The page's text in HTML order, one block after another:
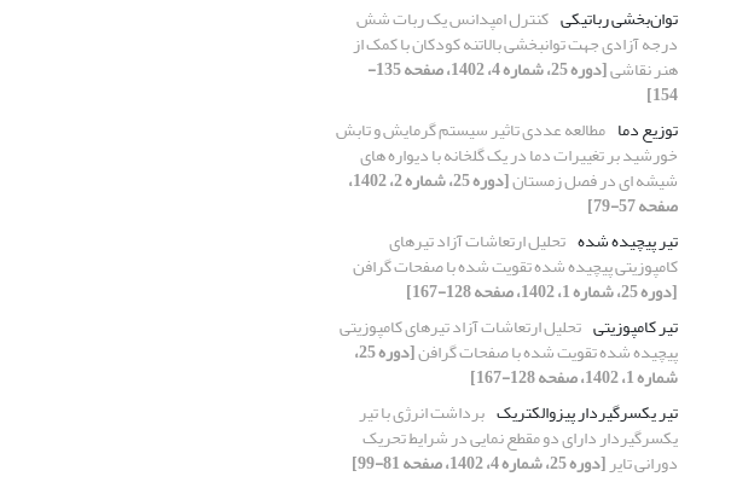
توان‌بخشی رباتیکی کنترل امپدانس یک ربات شش
‌درجه آزادی جهت توانبخشی بالاتنه کودکان با کمک از
هنر نقاشی [دوره 25، شماره 4، 1402، صفحه 135-
154]
توزیع دما مطالعه عددی تاثیر سیستم گرمایش و تابش
خورشید بر تغییرات دما در یک گلخانه با دیواره های
شیشه ای در فصل زمستان [دوره 25، شماره 2، 1402،
صفحه 57-79]
تیر پیچیده شده تحلیل ارتعاشات آزاد تیرهای
کامپوزیتی پیچیده شده تقویت شده با صفحات گرافن
[دوره 25، شماره 1، 1402، صفحه 128-167]
تیر کامپوزیتی تحلیل ارتعاشات آزاد تیرهای کامپوزیتی
پیچیده شده تقویت شده با صفحات گرافن [دوره 25،
شماره 1، 1402، صفحه 128-167]
تیر یکسرگیردار پیزوالکتریک برداشت انرژی با تیر
یکسرگیردار دارای دو مقطع نمایی در شرایط تحریک
دورانی تایر[دوره 25، شماره 4، 1402، صفحه 81-99]